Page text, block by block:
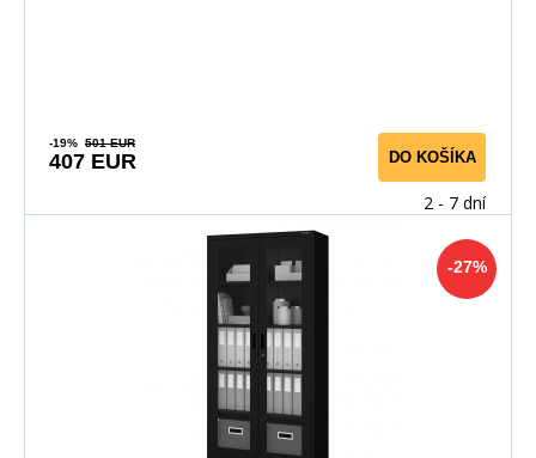
-19% 501 EUR
407 EUR DO KOŠÍKA
2 - 7 dní
-27%